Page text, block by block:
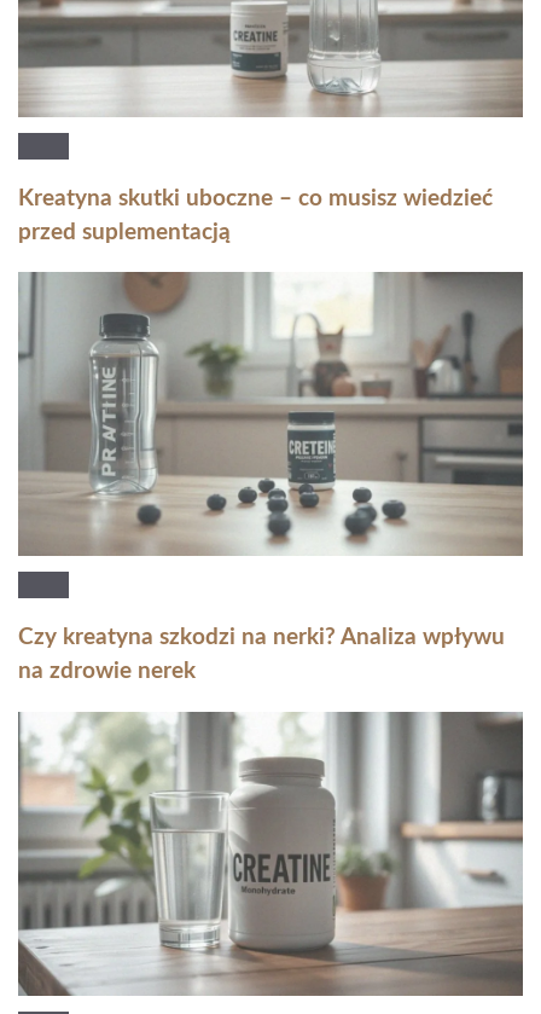
Kreatyna skutki uboczne – co musisz wiedzieć
przed suplementacją
Czy kreatyna szkodzi na nerki? Analiza wpływu
na zdrowie nerek